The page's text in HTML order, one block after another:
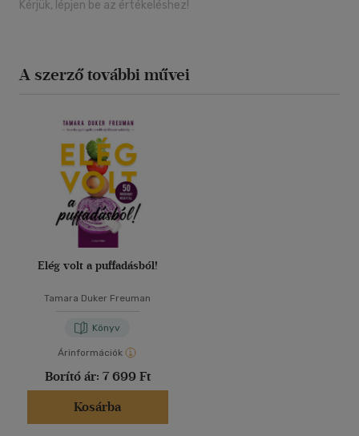
Kérjük, lépjen be az értékeléshez!
A szerző további művei
Elég volt a puffadásból!
Tamara Duker Freuman
Könyv
Árinformációk
Borító ár: 7 699 Ft
Kosárba